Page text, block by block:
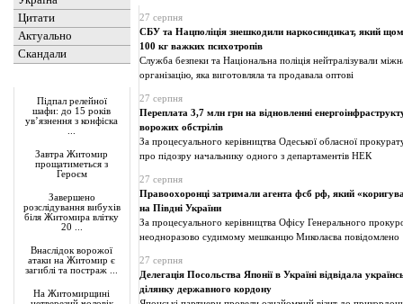
Цитати
Актуально
Скандали
Підпал релейної
шафи: до 15 років
ув’язнення з конфіска
Завтра Житомир
прощатиметься з
Героєм
Завершено
розслідування вибухів
біля Житомира влітку
20 ...
Внаслідок ворожої
атаки на Житомир є
загиблі та постраж ...
На Житомирщині
27 серпня
СБУ та Нацполіція знешкодили наркосиндикат, який
100 кг важких психотропів
Служба безпеки та Національна поліція нейтралізували
організацію, яка виготовляла та продавала оптові
27 серпня
Переплата 3,7 млн грн на відновленні
ворожих обстрілів
За процесуального керівництва Одеської обласної
про підозру начальнику одного з департаментів НЕК
27 серпня
Правоохоронці затримали агента фсб рф, який
на Півдні України
За процесуального керівництва Офісу Генерального
неодноразово судимому мешканцю Миколаєва повідомлено
27 серпня
Делегація Посольства Японії в Україні відвідала
ділянку державного кордону